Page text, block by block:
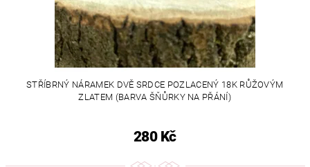
STŘÍBRNÝ NÁRAMEK DVĚ SRDCE POZLACENÝ 18K RŮŽOVÝM
ZLATEM (BARVA ŠŇŮRKY NA PŘÁNÍ)
280 Kč